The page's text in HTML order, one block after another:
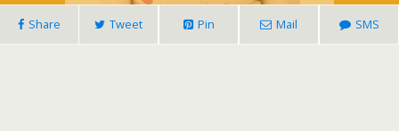
Share Tweet Pin Mail SMS